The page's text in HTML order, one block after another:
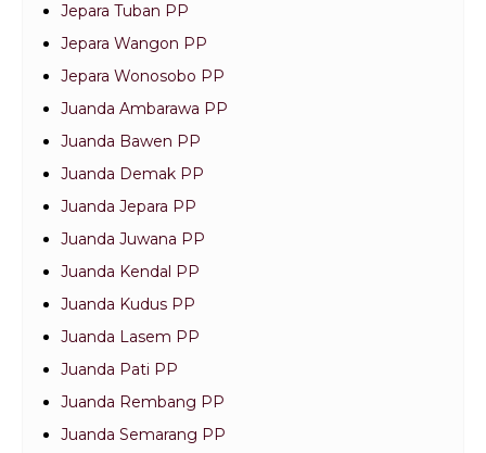
Jepara Tuban PP
Jepara Wangon PP
Jepara Wonosobo PP
Juanda Ambarawa PP
Juanda Bawen PP
Juanda Demak PP
Juanda Jepara PP
Juanda Juwana PP
Juanda Kendal PP
Juanda Kudus PP
Juanda Lasem PP
Juanda Pati PP
Juanda Rembang PP
Juanda Semarang PP